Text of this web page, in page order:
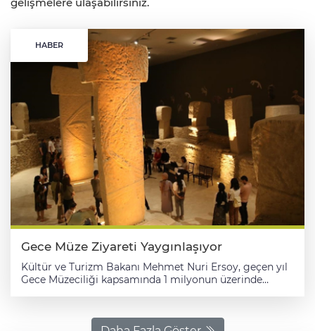
gelişmelere ulaşabilirsiniz.
HABER
Gece Müze Ziyareti Yaygınlaşıyor
Kültür ve Turizm Bakanı Mehmet Nuri Ersoy, geçen yıl
Gece Müzeciliği kapsamında 1 milyonun üzerinde
mekanların ihtişamını bir araya getiren Gece Müzeciliği